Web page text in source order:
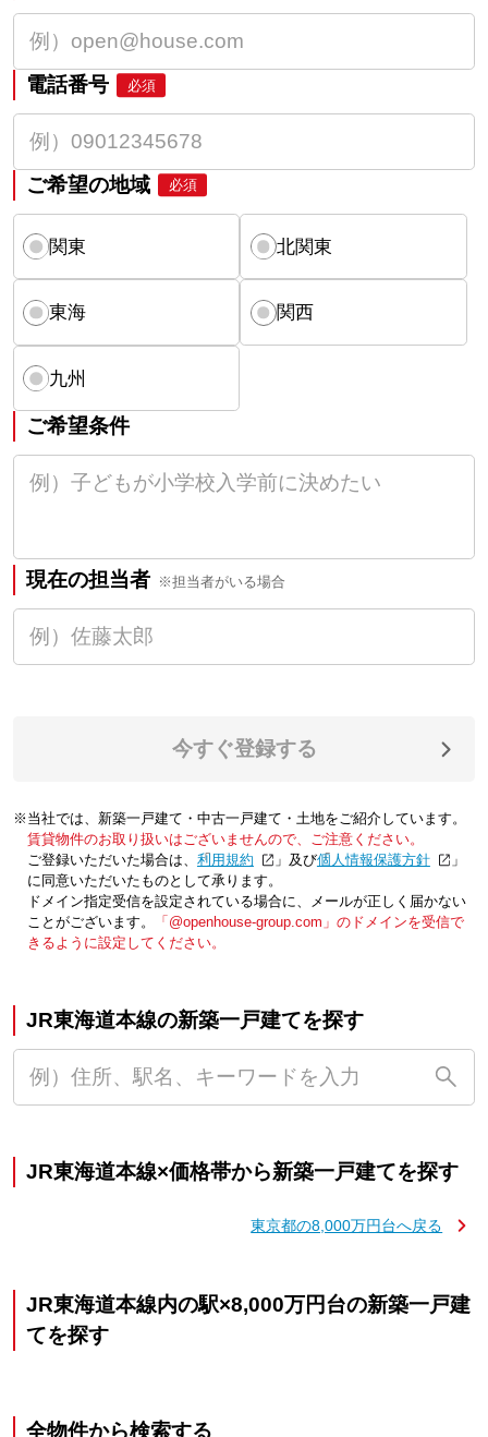
電話番号 必須
ご希望の地域 必須
関東 北関東
東海 関西
九州
ご希望条件
現在の担当者 ※担当者がいる場合
今すぐ登録する
※当社では、新築一戸建て・中古一戸建て・土地をご紹介しています。
賃貸物件のお取り扱いはございませんので、ご注意ください。
ご登録いただいた場合は、「利用規約 」及び「個人情報保護方針
」
に同意いただいたものとして承ります。
ドメイン指定受信を設定されている場合に、メールが正しく届かない
ことがございます。
「@openhouse-group.com」のドメインを受信で
きるように設定してください。
JR東海道本線の新築一戸建てを探す
JR東海道本線×価格帯から新築一戸建てを探す
東京都の8,000万円台へ戻る
JR東海道本線内の駅×8,000万円台の新築一戸建
てを探す
全物件から検索する